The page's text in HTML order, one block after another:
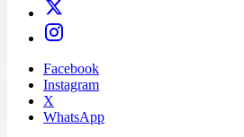
Facebook
Instagram
X
WhatsApp